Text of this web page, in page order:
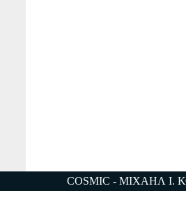
COSMIC - ΜΙΧΑΗΛ Ι.